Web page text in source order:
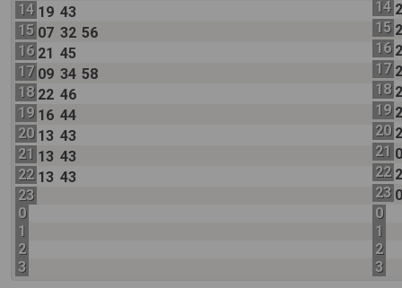
14 19 43
15 07 32 56
16 21 45
17 09 34 58
18 22 46
19 16 44
20 13 43
21 13 43
22 13 43
23
0
1
2
3
14
15
16
17
18
19
20
21
22
23
0
1
2
3